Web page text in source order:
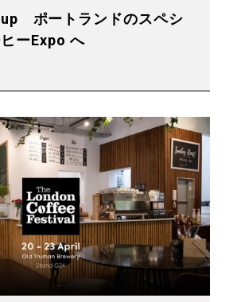
ポートランドのスペシ
ーExpo へ